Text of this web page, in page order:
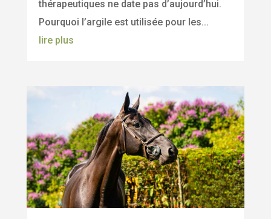
thérapeutiques ne date pas d’aujourd’hui.
Pourquoi l’argile est utilisée pour les...
lire plus